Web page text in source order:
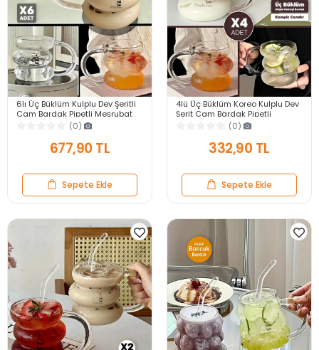
6lı Üç Büklüm Kulplu Dev Şeritli
Cam Bardak Pipetli Meşrubat
Kahve Sunum Kokteyl Bardağı
(0)
677,90 TL
Sepete Ekle
4lü Üç Büklüm Koreo Kulplu Dev
Şerit Cam Bardak Pipetli
Meşrubat Kahve Sunum Kokteyl
Bardağı 400ml
(0)
332,90 TL
Sepete Ekle